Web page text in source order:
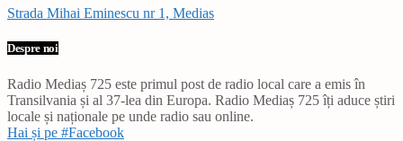
Strada Mihai Eminescu nr 1, Medias
Despre noi
Radio Mediaș 725 este primul post de radio local care a emis în
Transilvania și al 37-lea din Europa. Radio Mediaș 725 îți aduce știri
locale și naționale pe unde radio sau online.
Hai și pe #Facebook